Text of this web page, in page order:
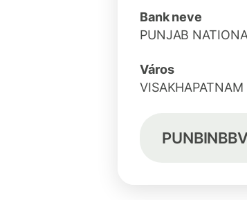
Bank neve
PUNJAB
Város
VISAKHAPATNAM